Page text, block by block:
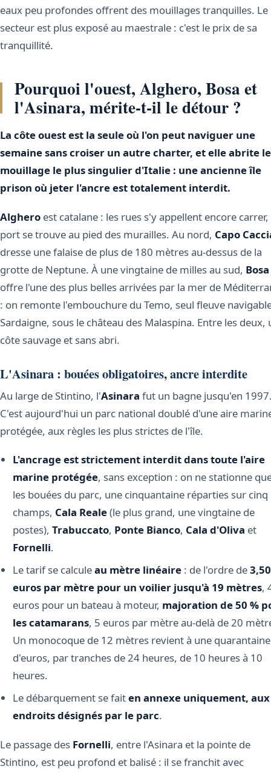
eaux peu profondes offrent des mouillages tranquilles. Le
secteur est plus exposé au maestrale : c'est le prix de sa
tranquillité.
Pourquoi l'ouest, Alghero, Bosa et
l'Asinara, mérite-t-il le détour ?
La côte ouest est la seule où l'on peut naviguer une
semaine sans croiser un autre charter, et elle abrite le
mouillage le plus singulier d'Italie : une ancienne île
prison où jeter l'ancre est totalement interdit.
Alghero est catalane : les rues s'y appellent encore carrer,
port se trouve au pied des murailles. Au nord, Capo
dresse une falaise de plus de 180 mètres au-dessus de la
grotte de Neptune. À une vingtaine de milles au sud, Bosa
offre l'une des plus belles arrivées par la mer de
: on remonte l'embouchure du Temo, seul fleuve
Sardaigne, sous le château des Malaspina. Entre les deux,
côte sauvage et sans abri.
L'Asinara : bouées obligatoires, ancre interdite
Au large de Stintino, l'Asinara fut un bagne jusqu'en
C'est aujourd'hui un parc national doublé d'une aire
protégée, aux règles les plus strictes de l'île.
L'ancrage est strictement interdit dans toute l'aire
marine protégée, sans exception : on ne stationne
les bouées du parc, une cinquantaine réparties sur cinq
champs, Cala Reale(le plus grand, une vingtaine de
postes), Trabuccato, Ponte Bianco, Cala d'Oliva et
Fornelli.
Le tarif se calculeau mètre linéaire: de l'ordre de3,50
euros par mètre pour un voilier jusqu'à 19 mètres,
euros pour un bateau à moteur, majoration de 50 %
les catamarans, 5 euros par mètre au-delà de 20
Un monocoque de 12 mètres revient à une quarantaine
d'euros, par tranches de 24 heures, de 10 heures à 10
heures.
Le débarquement se faiten annexe uniquement, aux
endroits désignés par le parc.
Le passage des Fornelli, entre l'Asinara et la pointe de
Stintino, est peu profond et balisé : il se franchit avec